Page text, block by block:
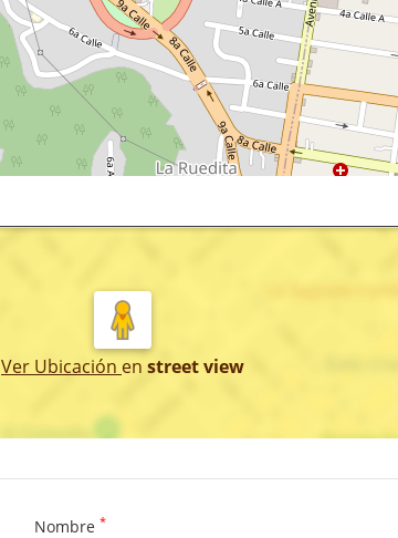
Ver Ubicación en street view
Nombre *